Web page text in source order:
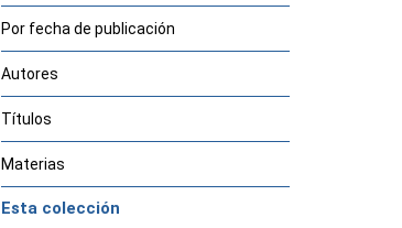
Por fecha de publicación
Autores
Títulos
Materias
Esta colección